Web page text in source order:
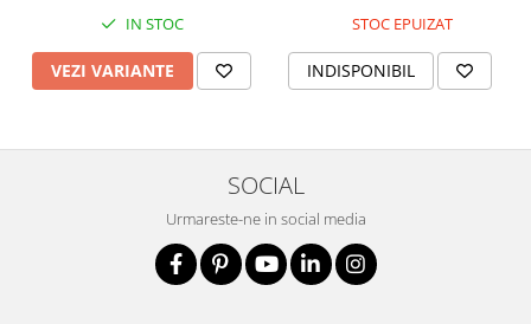
IN STOC
VEZI VARIANTE
STOC EPUIZAT
INDISPONIBIL
SOCIAL
Urmareste-ne in social media